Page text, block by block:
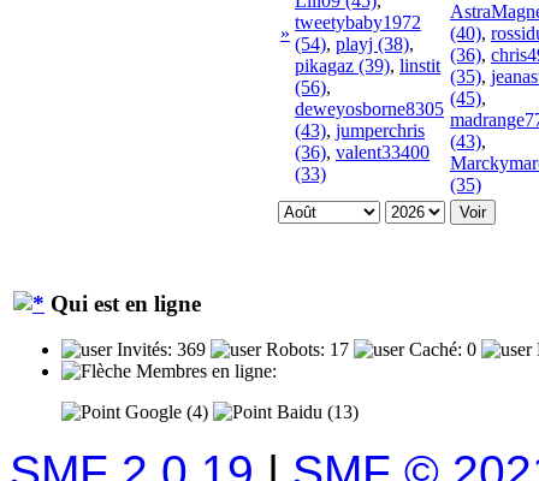
»
tweetybaby1972
(54), playj (38),
pikagaz (39), linstit
(56),
deweyosborne8305
(43), jumperchris
(36), valent33400
(33)
(40),
(36),
(35),
(45),
(43),
(35)
Qui est en ligne
Invités: 369 Robots: 17 Caché: 0
Membres en ligne:
Google (4)
Baidu (13)